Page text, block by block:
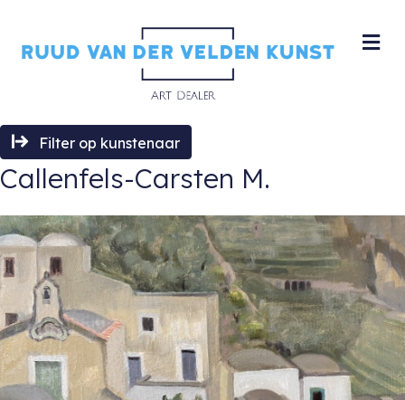
Filter op kunstenaar
Callenfels-Carsten M.